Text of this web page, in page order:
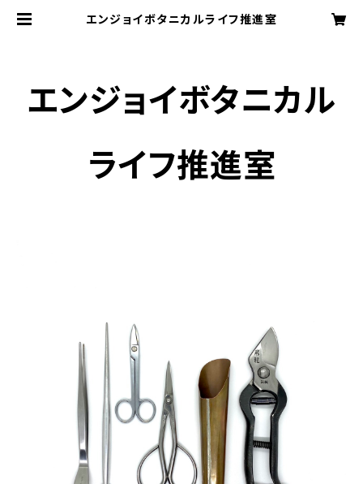
エンジョイボタニカルライフ推進室
エンジョイボタニカル
ライフ推進室